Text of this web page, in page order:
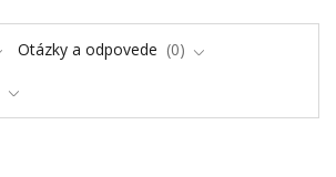
Otázky a odpovede
0